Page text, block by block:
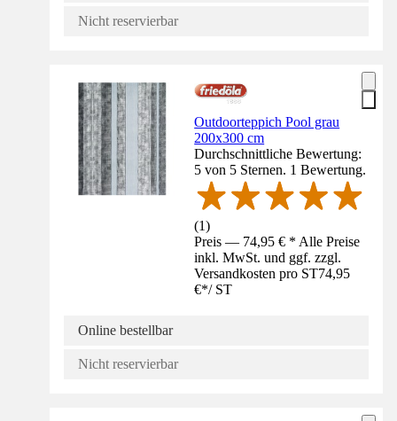
Nicht reservierbar
Outdoorteppich Pool grau
200x300 cm
Durchschnittliche Bewertung:
5 von 5 Sternen. 1 Bewertung.
(1)
Preis — 74,95 € * Alle Preise
inkl. MwSt. und ggf. zzgl.
Versandkosten pro ST74,95
€*/ ST
Online bestellbar
Nicht reservierbar